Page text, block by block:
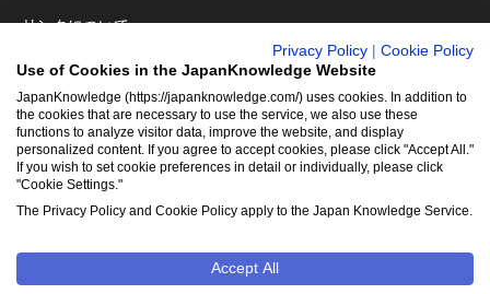
リンクについて
免責事項
運営会社
アクセシビリティ対応
クッキーポリシー
Cookie設定
NetAdvance Inc. All rights reserved.
Privacy Policy
Cookie Policy
Use of Cookies in the JapanKnowledge Website
JapanKnowledge (https://japanknowledge.com/) uses cookies. In addition to
the cookies that are necessary to use the service, we also use these
functions to analyze visitor data, improve the website, and display
personalized content. If you agree to accept cookies, please click "Accept All."
If you wish to set cookie preferences in detail or individually, please click
"Cookie Settings."
The Privacy Policy and Cookie Policy apply to the Japan Knowledge Service.
Accept All